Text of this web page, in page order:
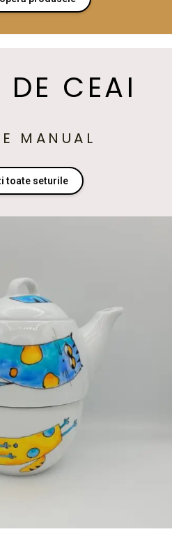
DE CEAI
MANUAL
toate seturile